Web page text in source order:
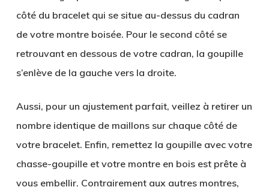
côté du bracelet qui se situe au-dessus du cadran
de votre montre boisée. Pour le second côté se
retrouvant en dessous de votre cadran, la goupille
s’enlève de la gauche vers la droite.
Aussi, pour un ajustement parfait, veillez à retirer un
nombre identique de maillons sur chaque côté de
votre bracelet. Enfin, remettez la goupille avec votre
chasse-goupilleet votre montre en bois est prête à
vous embellir. Contrairement aux autres montres,